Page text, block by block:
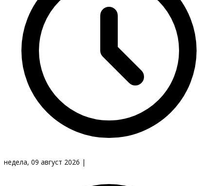
недела, 09 август 2026 |